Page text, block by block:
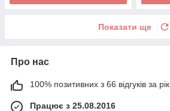
Показати ще
Про нас
100% позитивних з 66 відгуків за рік
Працює з 25.08.2016